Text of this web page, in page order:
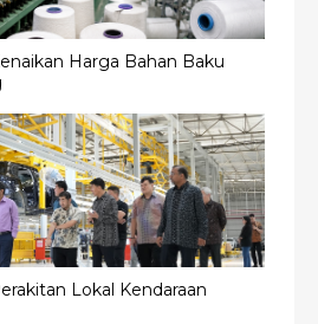
Harga Bahan Baku
Lokal Kendaraan